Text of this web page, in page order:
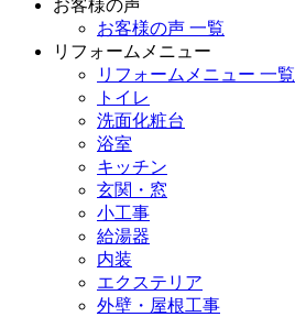
お客様の声
お客様の声 一覧
リフォームメニュー
リフォームメニュー 一覧
トイレ
洗面化粧台
浴室
キッチン
玄関・窓
小工事
給湯器
内装
エクステリア
外壁・屋根工事